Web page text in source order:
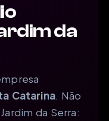
da
Catarina. Não
da Serra: